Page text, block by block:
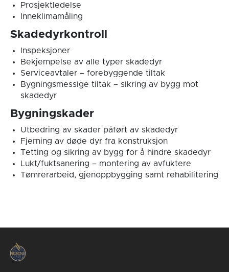
Prosjektledelse
Inneklimamåling
Skadedyrkontroll
Inspeksjoner
Bekjempelse av alle typer skadedyr
Serviceavtaler – forebyggende tiltak
Bygningsmessige tiltak – sikring av bygg mot
skadedyr
Bygningskader
Utbedring av skader påført av skadedyr
Fjerning av døde dyr fra konstruksjon
Tetting og sikring av bygg for å hindre skadedyr
Lukt/fuktsanering – montering av avfuktere
Tømrerarbeid, gjenoppbygging samt rehabilitering